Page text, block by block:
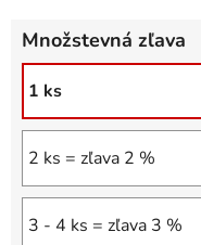
Množstevná zľava
1 ks
2 ks = zľava 2 %
3 - 4 ks = zľava 3 %